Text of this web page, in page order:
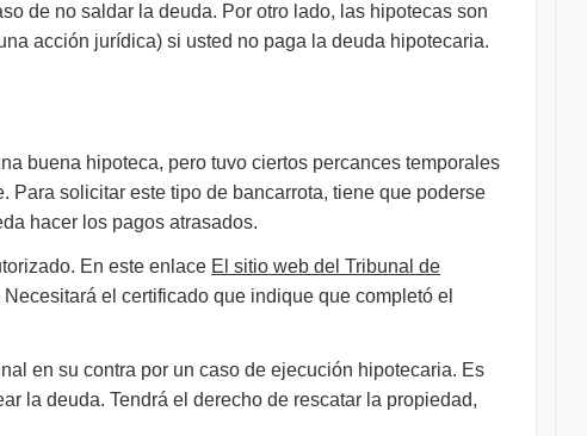
de no saldar la deuda. Por otro lado, las hipotecas son
acción jurídica) si usted no paga la deuda hipotecaria.
buena hipoteca, pero tuvo ciertos percances temporales
solicitar este tipo de bancarrota, tiene que poderse
hacer los pagos atrasados.
En este enlace El sitio web del Tribunal de
el certificado que indique que completó el
en su contra por un caso de ejecución hipotecaria. Es
la deuda. Tendrá el derecho de rescatar la propiedad,